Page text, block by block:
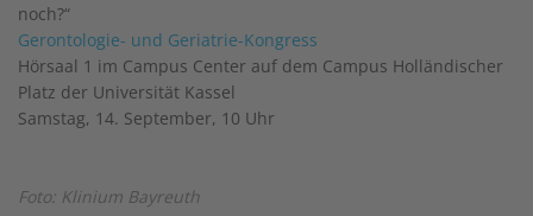
noch?“
Gerontologie- und Geriatrie-Kongress
Hörsaal 1 im Campus Center auf dem Campus Holländischer
Platz der Universität Kassel
Samstag, 14. September, 10 Uhr
Foto: Klinium Bayreuth